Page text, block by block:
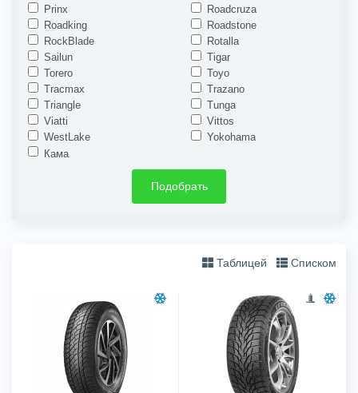
Prinx
Roadcruza
Roadking
Roadstone
RockBlade
Rotalla
Sailun
Tigar
Torero
Toyo
Tracmax
Trazano
Triangle
Tunga
Viatti
Vittos
WestLake
Yokohama
Кама
Подобрать
Таблицей Списком